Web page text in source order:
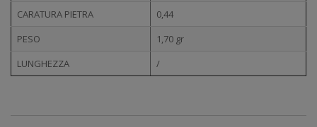
CARATURA PIETRA
0,44
PESO
1,70 gr
LUNGHEZZA
/